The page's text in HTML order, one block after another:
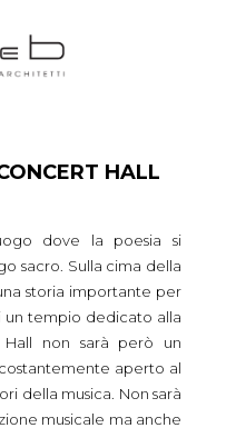
HALL
dove la poesia si
sacro. Sulla cima della
storia importante per
un tempio dedicato alla
Hall non sarà però un
aperto al
della musica. Non sarà
musicale ma anche